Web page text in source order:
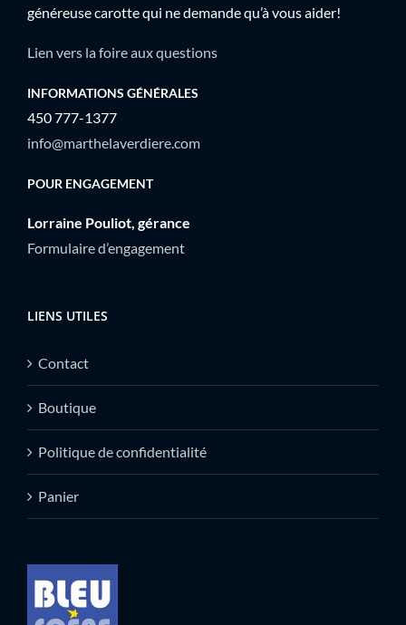
généreuse carotte qui ne demande qu’à vous aider!
Lien vers la foire aux questions
INFORMATIONS GÉNÉRALES
450 777-1377
info@marthelaverdiere.com
POUR ENGAGEMENT
Lorraine Pouliot, gérance
Formulaire d’engagement
LIENS UTILES
Contact
Boutique
Politique de confidentialité
Panier